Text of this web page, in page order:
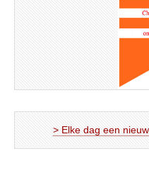
> Elke dag een